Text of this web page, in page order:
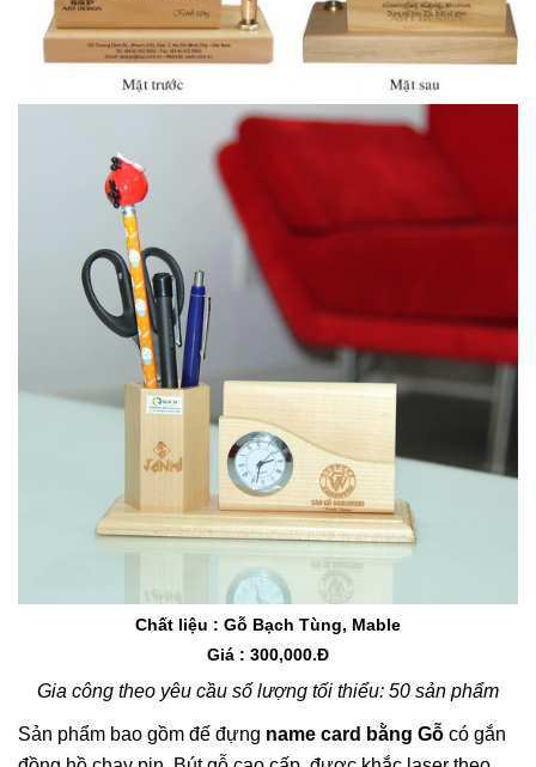
Chất liệu : Gỗ Bạch Tùng, Mable
Giá : 300,000.Đ
Gia công theo yêu cầu số lượng tối thiểu: 50 sản phẩm
Sản phẩm bao gồm đế đựng name card bằng Gỗ có gắn